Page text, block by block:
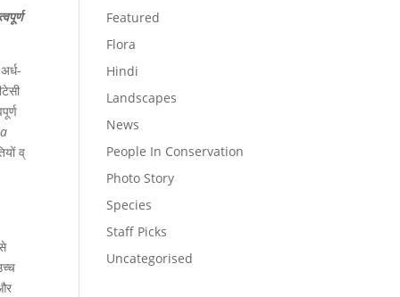
व्
Featured
Flora
Hindi
Landscapes
News
People In Conservation
Photo Story
Species
Staff Picks
Uncategorised